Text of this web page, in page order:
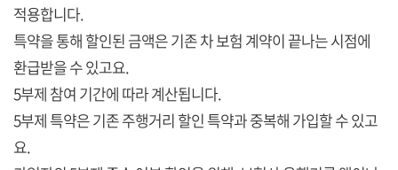
적용합니다.
특약을 통해 할인된 금액은 기존 차 보험 계약이 끝나는 시점에
환급받을 수 있고요.
5부제 참여 기간에 따라 계산됩니다.
5부제 특약은 기존 주행거리 할인 특약과 중복해 가입할 수 있고
요.